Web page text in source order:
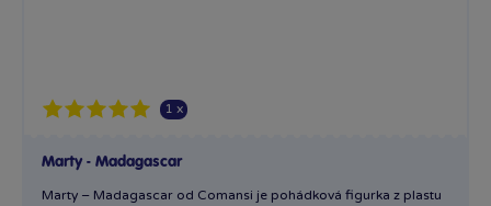
Prasátko Pepa tanečník
Prasátko Pepa tanečník od Comansi je pohádková figurka z...